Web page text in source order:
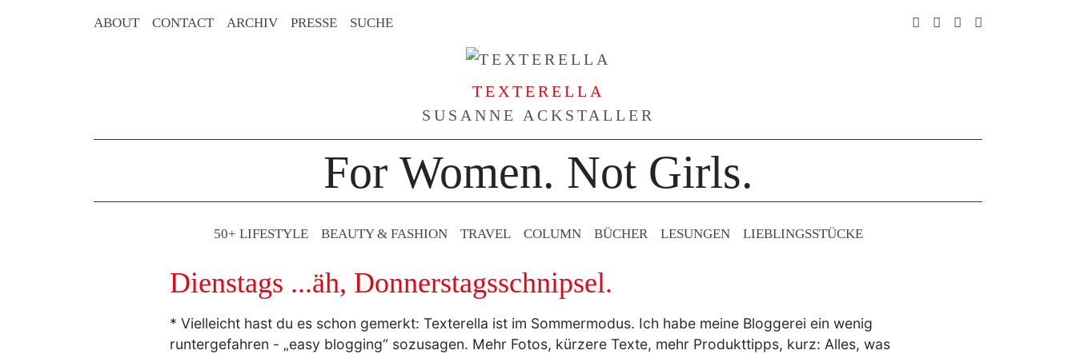
ABOUT CONTACT ARCHIV PRESSE SUCHE
TEXTERELLA
SUSANNE ACKSTALLER
For Women. Not Girls.
50+ LIFESTYLE BEAUTY & FASHION TRAVEL COLUMN BÜCHER LESUNGEN LIEBLINGS­STÜCKE
Dienstags ...äh, Donnerstagsschnipsel.
* Vielleicht hast du es schon gemerkt: Texterella ist im Sommermodus. Ich habe meine Bloggerei ein wenig
runtergefahren - „easy blogging“ sozusagen. Mehr Fotos, kürzere Texte, mehr Produkttipps, kurz: Alles, was